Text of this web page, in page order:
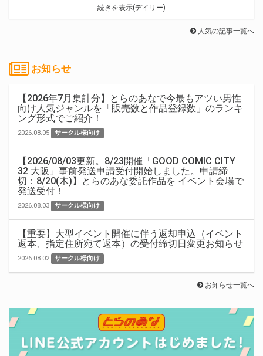
続きを表示(デイリー)
人気の記事一覧へ
お知らせ
【2026年7月集計分】とらのあなで今最もアツい男性
向け人気ジャンルを「販売数と作品登録数」のランキ
ング形式でご紹介！
2026.08.05 サークル様向け
【2026/08/03更新。8/23開催「GOOD COMIC CITY
32 大阪」事前発送申請受付開始しました。申請締
切：8/20(木)】とらのあな委託作品を イベント会場で
発送受付！
2026.08.03 サークル様向け
【重要】大型イベント開催に伴う返却申込（イベント
返本、指定住所宛て返本）の受付締切日変更お知らせ
2026.08.02 サークル様向け
お知らせ一覧へ